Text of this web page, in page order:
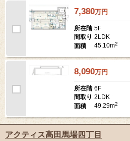
7,380万
所在階
5F
2
8,090万
所在階
6F
面積
49.29m